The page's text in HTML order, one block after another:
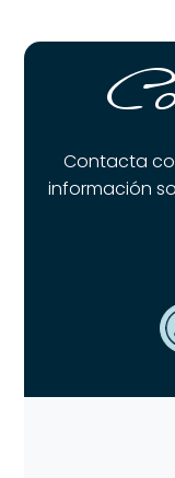
Contacta
información